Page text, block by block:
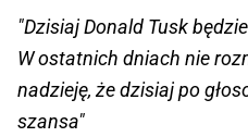
"Dzisiaj Donald Tusk
W ostatnich dniach nie
nadzieję, że dzisiaj po
szansa"